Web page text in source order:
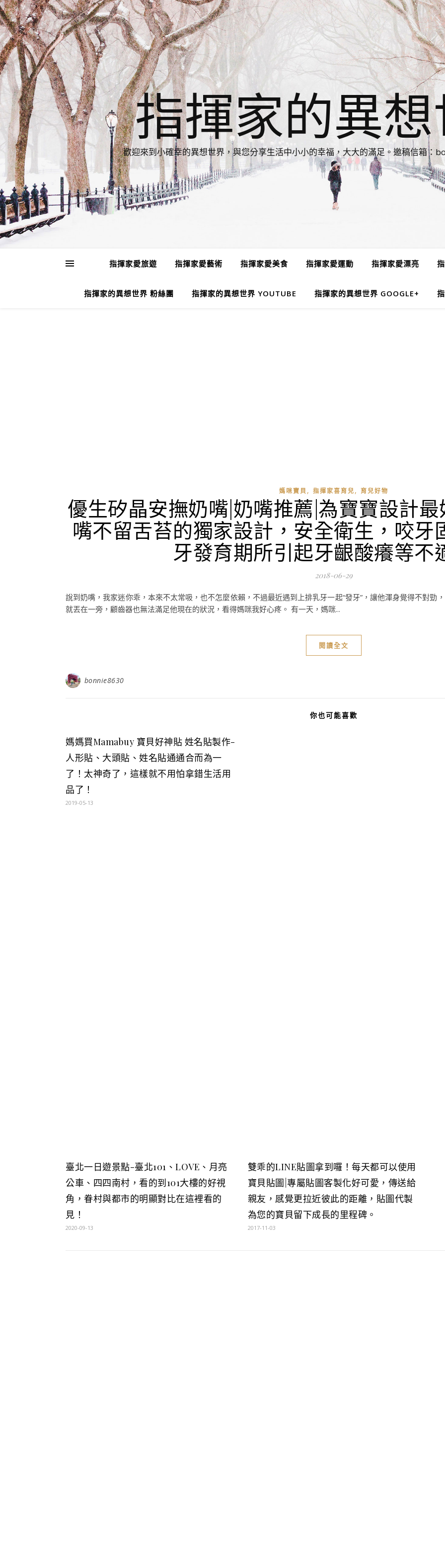
指揮家的異
歡迎來到小確幸的異想世界，與您分享生活中小小的幸福，大大的滿足。邀稿信箱：
指揮家愛旅遊 指揮家愛藝術 指揮家愛美食 指揮家愛運動 指揮家愛漂亮
指揮家的異想世界 粉絲團 指揮家的異想世界 YOUTUBE 指揮家的異想世界 GOOGLE+
媽咪寶貝, 指揮家喜育兒, 育兒好物
優生矽晶安撫奶嘴|奶嘴推薦|為寶寶設計
嘴不留舌苔的獨家設計，安全衛生，咬牙
牙發育期所引起牙齦酸癢等不
2018-06-29
說到奶嘴，我家迷你乖，本來不太常吸，也不怎麼依賴，不過最近遇到上排乳牙一起“發牙”，讓他渾身覺得不對勁
就丟在一旁，顧齒器也無法滿足他現在的狀況，看得媽咪我好心疼。 有一天，媽咪...
閱讀全文
bonnie8630
你也可能喜歡
媽媽買Mamabuy 寶貝好神貼 姓名貼製作-
人形貼、大頭貼、姓名貼通通合而為一
了！太神奇了，這樣就不用怕拿錯生活用
品了！
2019-05-13
臺北一日遊景點-臺北101、LOVE、月亮
公車、四四南村，看的到101大樓的好視
角，眷村與都市的明顯對比在這裡看的
見！
2020-09-13
雙乖的LINE貼圖拿到囉！每天都可以使用
寶貝貼圖|專屬貼圖客製化好可愛，傳送給
親友，感覺更拉近彼此的距離，貼圖代製
為您的寶貝留下成長的里程碑。
2017-11-03